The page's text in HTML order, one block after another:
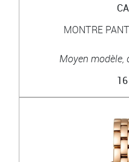
MONTRE
Moyen modèle,